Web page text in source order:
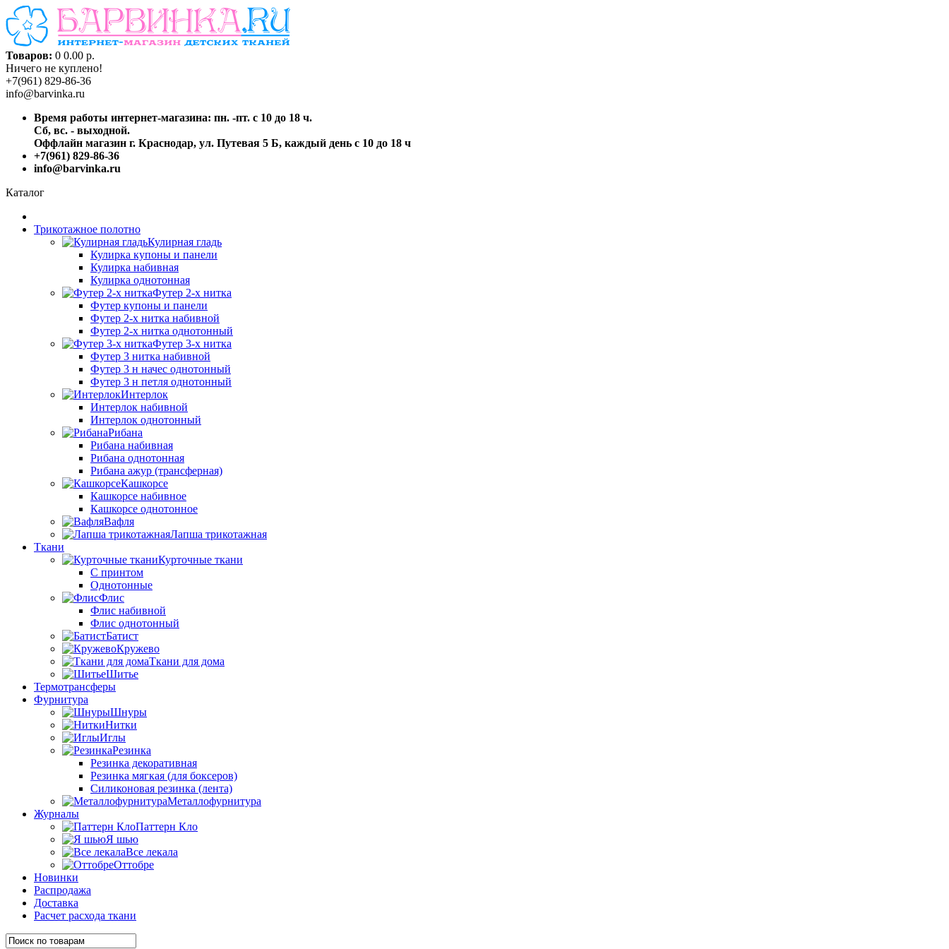
Товаров: 0 0.00 р.
Ничего не куплено!
+7(961) 829-86-36
info@barvinka.ru
Время работы интернет-магазина: пн. -пт. с 10 до 18 ч.
Сб, вс. - выходной.
Оффлайн магазин г. Краснодар, ул. Путевая 5 Б, каждый день с 10 до 18 ч
+7(961) 829-86-36
info@barvinka.ru
Каталог
Трикотажное полотно
Кулирная гладь
Кулирка купоны и панели
Кулирка набивная
Кулирка однотонная
Футер 2-х нитка
Футер купоны и панели
Футер 2-х нитка набивной
Футер 2-х нитка однотонный
Футер 3-х нитка
Футер 3 нитка набивной
Футер 3 н начес однотонный
Футер 3 н петля однотонный
Интерлок
Интерлок набивной
Интерлок однотонный
Рибана
Рибана набивная
Рибана однотонная
Рибана ажур (трансферная)
Кашкорсе
Кашкорсе набивное
Кашкорсе однотонное
Вафля
Лапша трикотажная
Ткани
Курточные ткани
С принтом
Однотонные
Флис
Флис набивной
Флис однотонный
Батист
Кружево
Ткани для дома
Шитье
Термотрансферы
Фурнитура
Шнуры
Нитки
Иглы
Резинка
Резинка декоративная
Резинка мягкая (для боксеров)
Силиконовая резинка (лента)
Металлофурнитура
Журналы
Паттерн Кло
Я шью
Все лекала
Оттобре
Новинки
Распродажа
Доставка
Расчет расхода ткани